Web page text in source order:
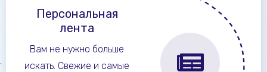
Персональная
лента
Вам не нужно больше
искать. Свежие и самые